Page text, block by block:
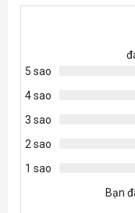
5 sao
4 sao
3 sao
2 sao
1 sao
Bạn